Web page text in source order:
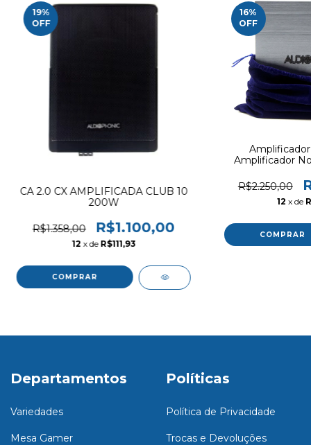
19%
OFF
CA 2.0 CX AMPLIFICADA CLUB 10
200W
R$1.358,00 R$1.100,00
12 x de R$111,93
16%
OFF
Amplificador
R$2.250,00
12 x de
Departamentos
Variedades
Mesa Gamer
Políticas
Política de Privacidade
Trocas e Devoluções